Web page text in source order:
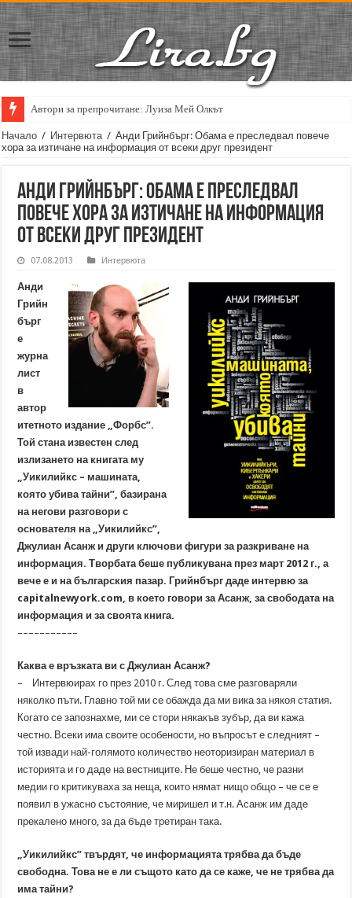
Автори за препрочитане: Луиза Мей Олкът
Кирил Кадийски: „Плачът на големия поет винаги е и сила, и
Начало / Интервюта / Анди Грийнбърг: Обама е преследвал повече
хора за изтичане на информация от всеки друг президент
Анди Грийнбърг: Обама е преследвал
повече хора за изтичане на информация
от всеки друг президент
07.08.2013 Интервюта
Анди
Грийн
бърг
е
журна
лист
в
автор
итетното издание „Форбс”.
Той стана известен след
излизането на книгата му
„Уикилийкс – машината,
която убива тайни”, базирана
на негови разговори с
основателя на „Уикилийкс”,
Джулиан Асанж и други ключови фигури за разкриване на
информация. Творбата беше публикувана през март 2012 г., а
вече е и на българския пазар. Грийнбърг даде интервю за
capitalnewyork.com, в което говори за Асанж, за свободата на
информация и за своята книга.
–––––––––––
Каква е връзката ви с Джулиан Асанж?
– Интервюирах го през 2010 г. След това сме разговаряли
няколко пъти. Главно той ми се обажда да ми вика за някоя статия.
Когато се запознахме, ми се стори някакъв зубър, да ви кажа
честно. Всеки има своите особености, но въпросът е следният –
той извади най-голямото количество неоторизиран материал в
историята и го даде на вестниците. Не беше честно, че разни
медии го критикуваха за неща, които нямат нищо общо – че се е
появил в ужасно състояние, че миришел и т.н. Асанж им даде
прекалено много, за да бъде третиран така.
„Уикилийкс” твърдят, че информацията трябва да бъде
свободна. Това не е ли същото като да се каже, че не трябва да
има тайни?